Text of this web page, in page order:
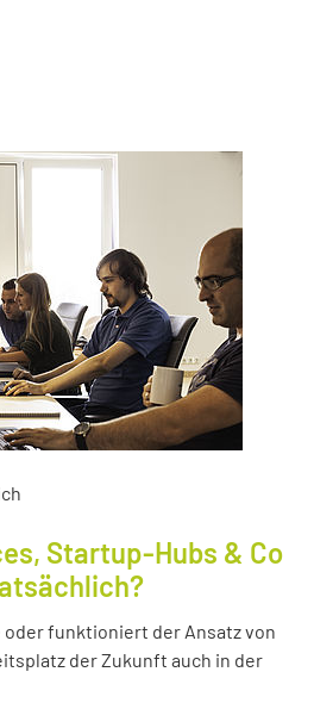
Startup-Hubs & Co
funktioniert der Ansatz von
der Zukunft auch in der